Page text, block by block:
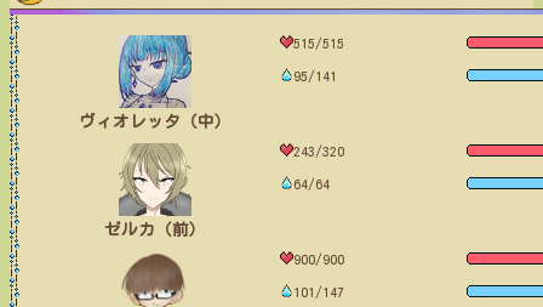
ヴィオレッタ（中）
515/515
95/141
ゼルカ（前）
243/320
64/64
900/900
101/147